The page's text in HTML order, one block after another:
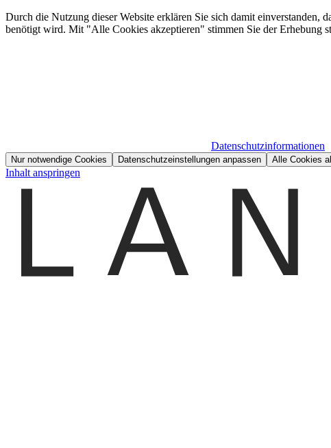
Durch die Nutzung dieser Website erklären Sie sich damit einverstanden,
benötigt wird. Mit "Alle Cookies akzeptieren" stimmen Sie der Erhebung
Datenschutzinformationen
Nur notwendige Cookies Datenschutzeinstellungen anpassen Alle Cookies
Inhalt anspringen